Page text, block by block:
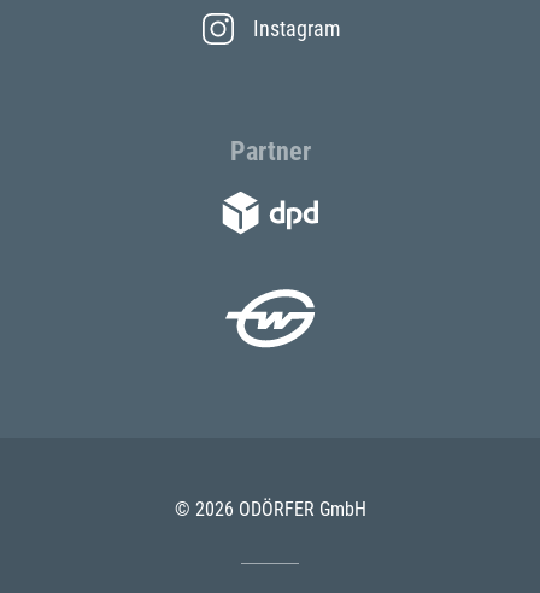
Instagram
Partner
© 2026 ODÖRFER GmbH